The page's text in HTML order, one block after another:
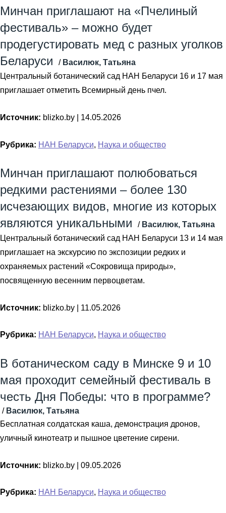
Минчан приглашают на «Пчелиный
фестиваль» – можно будет
продегустировать мед с разных уголков
Беларуси
/ Василюк, Татьяна
Центральный ботанический сад НАН Беларуси 16 и 17 мая
приглашает отметить Всемирный день пчел.
Источник: blizko.by | 14.05.2026
Рубрика: НАН Беларуси, Наука и общество
Минчан приглашают полюбоваться
редкими растениями – более 130
исчезающих видов, многие из которых
являются уникальными
/ Василюк, Татьяна
Центральный ботанический сад НАН Беларуси 13 и 14 мая
приглашает на экскурсию по экспозиции редких и
охраняемых растений «Сокровища природы»,
посвященную весенним первоцветам.
Источник: blizko.by | 11.05.2026
Рубрика: НАН Беларуси, Наука и общество
В ботаническом саду в Минске 9 и 10
мая проходит семейный фестиваль в
честь Дня Победы: что в программе?
/ Василюк, Татьяна
Бесплатная солдатская каша, демонстрация дронов,
уличный кинотеатр и пышное цветение сирени.
Источник: blizko.by | 09.05.2026
Рубрика: НАН Беларуси, Наука и общество